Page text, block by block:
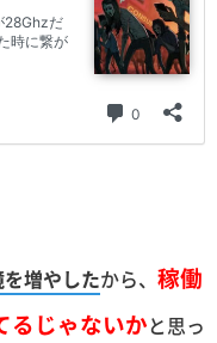
増やしたから、 稼働
るじゃないかと思っ